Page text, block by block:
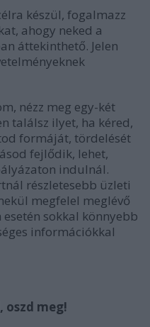
készül, fogalmazz
ahogy neked a
áttekinthető. Jelen
nézz meg egy-két
találsz ilyet, ha kéred,
formáját, tördelését
fejlődik, lehet,
indulnál.
részletesebb üzleti
megfelel meglévő
sokkal könnyebb
információkkal
meg!